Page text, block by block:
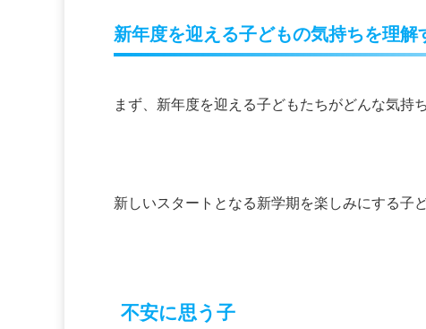
新年度を迎える子どもの気持ちを理解
まず、新年度を迎える子どもたちがどんな気持
新しいスタートとなる新学期を楽しみにする子
不安に思う子